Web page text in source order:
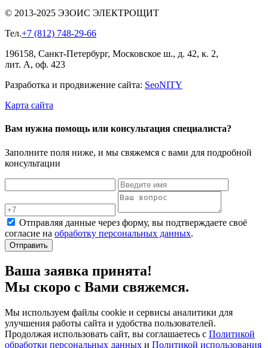
© 2013-2025 ЭЗОИС ЭЛЕКТРОЩИТ
Тел.+7 (812) 748-29-66
196158, Санкт-Петербург, Московское ш., д. 42, к. 2,
лит. А, оф. 423
Разработка и продвижение сайта: SeoNITY
Карта сайта
Вам нужна помощь или консультация специалиста?
Заполните поля ниже, и мы свяжемся с вами для подробной
консультации
Отправляя данные через форму, вы подтверждаете своё
согласие на обработку персональных данных.
Отправить
Ваша заявка принята!
Мы скоро с Вами свяжемся.
Мы используем файлы cookie и сервисы аналитики для
улучшения работы сайта и удобства пользователей.
Продолжая использовать сайт, вы соглашаетесь с Политикой
обработки персональных данных и Политикой использования